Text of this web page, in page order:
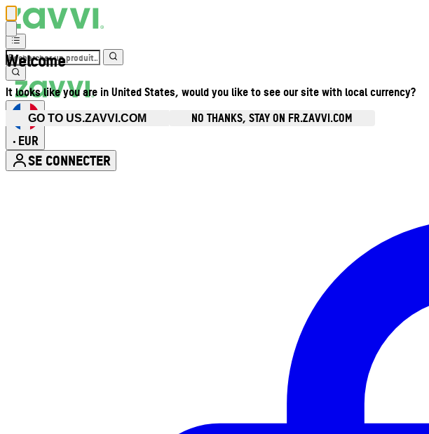
Welcome
It looks like you are in United States, would you like to see our site with local currency?
GO TO US.ZAVVI.COM NO THANKS, STAY ON FR.ZAVVI.COM
• EUR
SE CONNECTER